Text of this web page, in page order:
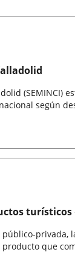
según
turísticos
que